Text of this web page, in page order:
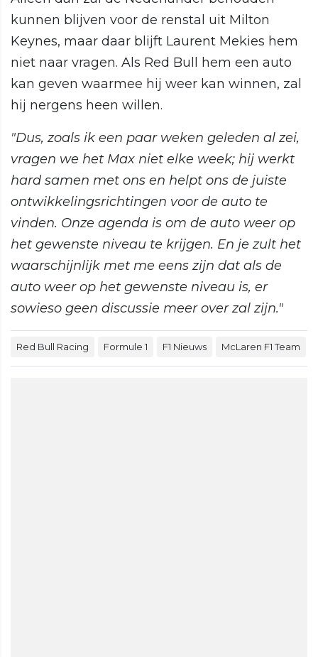
kunnen blijven voor de renstal uit Milton
Keynes, maar daar blijft Laurent Mekies hem
niet naar vragen. Als Red Bull hem een auto
kan geven waarmee hij weer kan winnen, zal
hij nergens heen willen.
"Dus, zoals ik een paar weken geleden al zei,
vragen we het Max niet elke week; hij werkt
hard samen met ons en helpt ons de juiste
ontwikkelingsrichtingen voor de auto te
vinden. Onze agenda is om de auto weer op
het gewenste niveau te krijgen. En je zult het
waarschijnlijk met me eens zijn dat als de
auto weer op het gewenste niveau is, er
sowieso geen discussie meer over zal zijn."
Red Bull Racing Formule 1 F1 Nieuws McLaren F1 Team